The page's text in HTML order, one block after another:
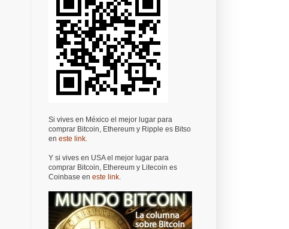
Si vives en México el mejor lugar para
comprar Bitcoin, Ethereum y Ripple es Bitso
en este link.
Y si vives en USA el mejor lugar para
comprar Bitcoin, Ethereum y Litecoin es
Coinbase en este link.